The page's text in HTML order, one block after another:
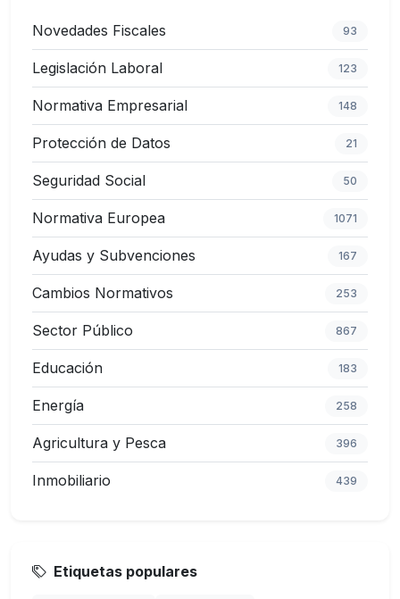
Novedades Fiscales 93
Legislación Laboral 123
Normativa Empresarial 148
Protección de Datos 21
Seguridad Social 50
Normativa Europea 1071
Ayudas y Subvenciones 167
Cambios Normativos 253
Sector Público 867
Educación 183
Energía 258
Agricultura y Pesca 396
Inmobiliario 439
Etiquetas populares